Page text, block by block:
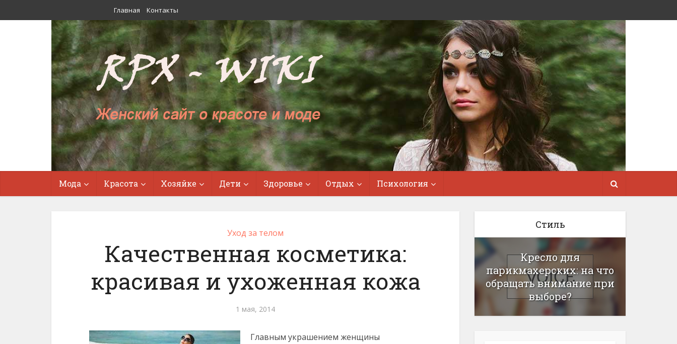
Главная Контакты
Мода Красота Хозяйке Дети Здоровье Отдых Психология
Уход за телом
Качественная косметика:
красивая и ухоженная кожа
1 мая, 2014
Главным украшением женщины
Стиль
Кресло для
парикмахерских: на что
обращать внимание при
выборе?